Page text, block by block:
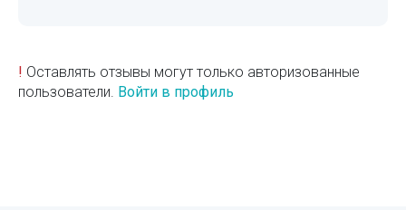
! Оставлять отзывы могут только авторизованные
пользователи. Войти в профиль